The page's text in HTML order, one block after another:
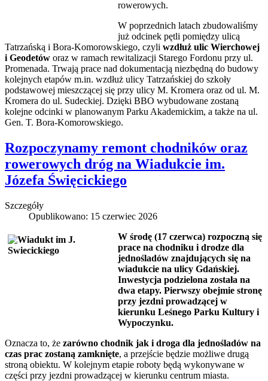
rowerowych.
W poprzednich latach zbudowaliśmy
już odcinek pętli pomiędzy ulicą
Tatrzańską i Bora-Komorowskiego, czyli wzdłuż ulic Wierchowej
i Geodetów oraz w ramach rewitalizacji Starego Fordonu przy ul.
Promenada. Trwają prace nad dokumentacją niezbędną do budowy
kolejnych etapów m.in. wzdłuż ulicy Tatrzańskiej do szkoły
podstawowej mieszczącej się przy ulicy M. Kromera oraz od ul. M.
Kromera do ul. Sudeckiej. Dzięki BBO wybudowane zostaną
kolejne odcinki w planowanym Parku Akademickim, a także na ul.
Gen. T. Bora-Komorowskiego.
Rozpoczynamy remont chodników oraz
rowerowych dróg na Wiadukcie im.
Józefa Święcickiego
Szczegóły
Opublikowano: 15 czerwiec 2026
W środę (17 czerwca) rozpoczną się
prace na chodniku i drodze dla
jednośladów znajdujących się na
wiadukcie na ulicy Gdańskiej.
Inwestycja podzielona została na
dwa etapy. Pierwszy obejmie stronę
przy jezdni prowadzącej w
kierunku Leśnego Parku Kultury i
Wypoczynku.
Oznacza to, że zarówno chodnik jak i droga dla jednośladów na
czas prac zostaną zamknięte, a przejście będzie możliwe drugą
stroną obiektu. W kolejnym etapie roboty będą wykonywane w
części przy jezdni prowadzącej w kierunku centrum miasta.